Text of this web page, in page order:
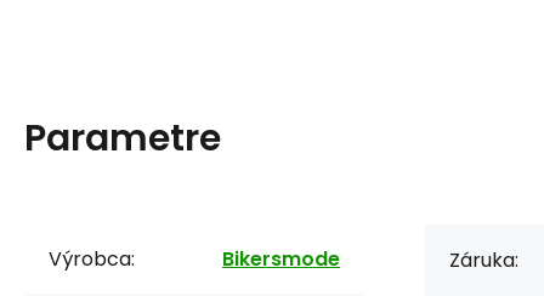
Parametre
Výrobca: Bikersmode Záruka: